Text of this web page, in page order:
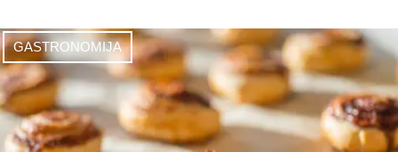
GASTRONOMIJA